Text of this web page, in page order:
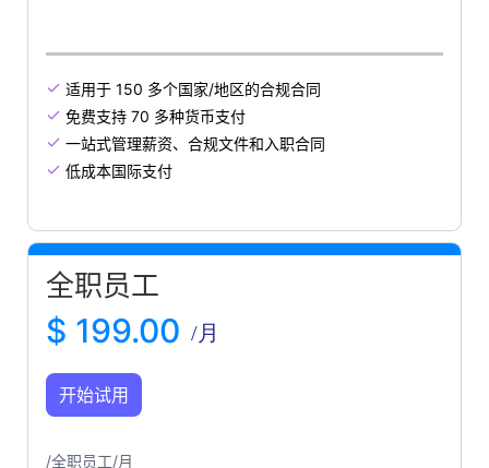
 适用于 150 多个国家/地区的合规合同
 免费支持 70 多种货币支付
 一站式管理薪资、合规文件和入职合同
 低成本国际支付
全职员工
$ 199.00 /月
开始试用
/全职员工/月